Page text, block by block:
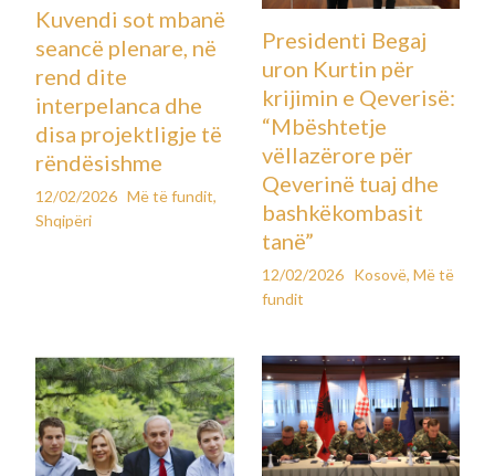
Kuvendi sot mbanë
seancë plenare, në
rend dite
interpelanca dhe
disa projektligje të
rëndësishme
12/02/2026 Më të fundit,
Shqipëri
Presidenti Begaj
uron Kurtin për
krijimin e Qeverisë:
“Mbështetje
vëllazërore për
Qeverinë tuaj dhe
bashkëkombasit
tanë”
12/02/2026 Kosovë, Më të
fundit